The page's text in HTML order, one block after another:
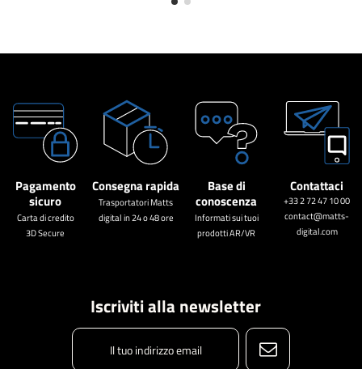
Pagamento
sicuro
Carta di credito
3D Secure
Consegna rapida
Trasportatori Matts
digital in 24 o 48 ore
Base di
conoscenza
Informati sui tuoi
prodotti AR/VR
Contattaci
+33 2 72 47 10 00
contact@matts-
digital.com
Iscriviti alla newsletter